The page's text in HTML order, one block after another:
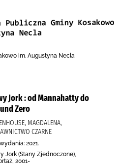
im. Augustyna Necla
Jork : od Mannahatty do
Zero
MAGDALENA,
CZARNE
2021.
Jork (Stany Zjednoczone),
2001-